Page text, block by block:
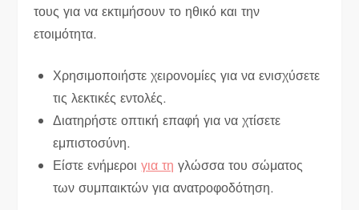
τους για να εκτιμήσουν το ηθικό και την
ετοιμότητα.
Χρησιμοποιήστε χειρονομίες για να ενισχύσετε
τις λεκτικές εντολές.
Διατηρήστε οπτική επαφή για να χτίσετε
εμπιστοσύνη.
Είστε ενήμεροιγια τη γλώσσα του σώματος
των συμπαικτών για ανατροφοδότηση.